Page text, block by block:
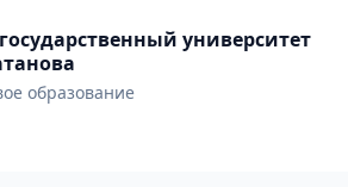
университет
образование